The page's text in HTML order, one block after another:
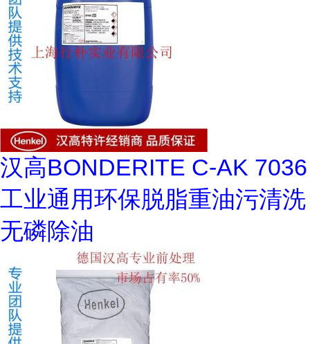
汉高BONDERITE C-AK 7036
工业通用环保脱脂重油污清洗
无磷除油